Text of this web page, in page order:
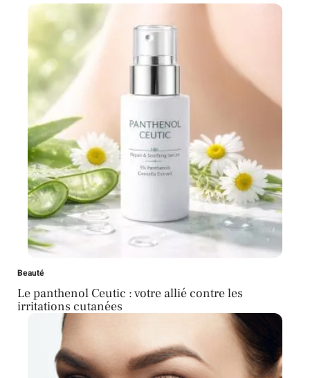
Beauté
Le panthenol Ceutic : votre allié contre les
irritations cutanées